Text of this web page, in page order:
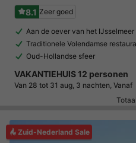
8.1 Zeer goed
Aan de oever van het IJsselmeer
Traditionele Volendamse
Oud-Hollandse sfeer
VAKANTIEHUIS 12 personen
Van 28 tot 31 aug, 3 nachten, Vanaf
Totaal
Zuid-Nederland Sale